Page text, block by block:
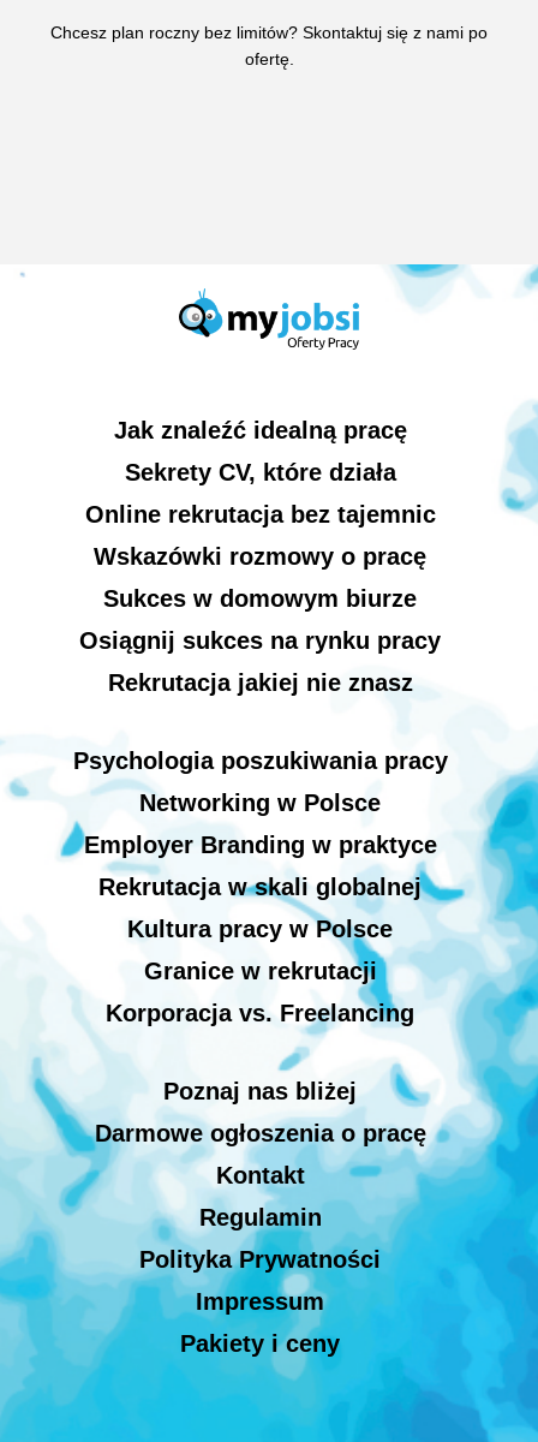
Chcesz plan roczny bez limitów? Skontaktuj się z nami po
ofertę.
Jak znaleźć idealną pracę
Sekrety CV, które działa
Online rekrutacja bez tajemnic
Wskazówki rozmowy o pracę
Sukces w domowym biurze
Osiągnij sukces na rynku pracy
Rekrutacja jakiej nie znasz
Psychologia poszukiwania pracy
Networking w Polsce
Employer Branding w praktyce
Rekrutacja w skali globalnej
Kultura pracy w Polsce
Granice w rekrutacji
Korporacja vs. Freelancing
Poznaj nas bliżej
Darmowe ogłoszenia o pracę
Kontakt
Regulamin
Polityka Prywatności
Impressum
Pakiety i ceny